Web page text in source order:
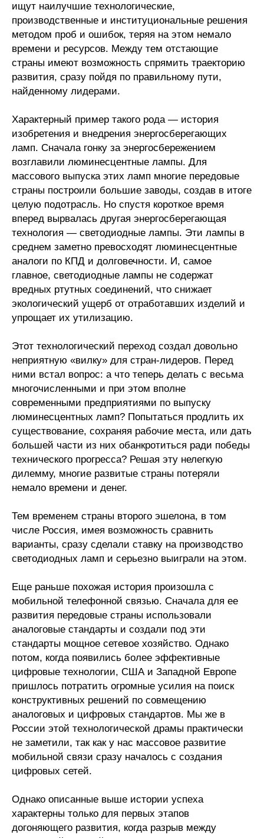
Информация для авторов
Общие требования
Стандарты оформления
Энергетический семинар
Российско-французский семинар
ЦДУ
Отрасли и регионы
Inforum
Ученый совет
Материалы
Регулярные прогнозы
Квартальный прогноз
Краткосрочный прогноз
Оценка индекса промышленного
производства
Российская Система Климатического
Центр «Климатическая политика и
Кафедра МФТИ
Кафедра МАДИ
Аспирантура
Об аспирантуре
Поступление
Обучение
Нормативные документы
О совете
ищут наилучшие технологические,
производственные и институциональные решения
методом проб и ошибок, теряя на этом немало
времени и ресурсов. Между тем отстающие
страны имеют возможность спрямить траекторию
развития, сразу пойдя по правильному пути,
найденному лидерами.
Характерный пример такого рода — история
изобретения и внедрения энергосберегающих
ламп. Сначала гонку за энергосбережением
возглавили люминесцентные лампы. Для
массового выпуска этих ламп многие передовые
страны построили большие заводы, создав в итоге
целую подотрасль. Но спустя короткое время
вперед вырвалась другая энергосберегающая
технология — светодиодные лампы. Эти лампы в
среднем заметно превосходят люминесцентные
аналоги по КПД и долговечности. И, самое
главное, светодиодные лампы не содержат
вредных ртутных соединений, что снижает
экологический ущерб от отработавших изделий и
упрощает их утилизацию.
Этот технологический переход создал довольно
неприятную «вилку» для стран-лидеров. Перед
ними встал вопрос: а что теперь делать с весьма
многочисленными и при этом вполне
современными предприятиями по выпуску
люминесцентных ламп? Попытаться продлить их
существование, сохраняя рабочие места, или дать
большей части из них обанкротиться ради победы
технического прогресса? Решая эту нелегкую
дилемму, многие развитые страны потеряли
немало времени и денег.
Тем временем страны второго эшелона, в том
числе Россия, имея возможность сравнить
варианты, сразу сделали ставку на производство
светодиодных ламп и серьезно выиграли на этом.
Еще раньше похожая история произошла с
мобильной телефонной связью. Сначала для ее
развития передовые страны использовали
аналоговые стандарты и создали под эти
стандарты мощное сетевое хозяйство. Однако
потом, когда появились более эффективные
цифровые технологии, США и Западной Европе
пришлось потратить огромные усилия на поиск
конструктивных решений по совмещению
аналоговых и цифровых стандартов. Мы же в
России этой технологической драмы практически
не заметили, так как у нас массовое развитие
мобильной связи сразу началось с создания
цифровых сетей.
Однако описанные выше истории успеха
характерны только для первых этапов
догоняющего развития, когда разрыв между